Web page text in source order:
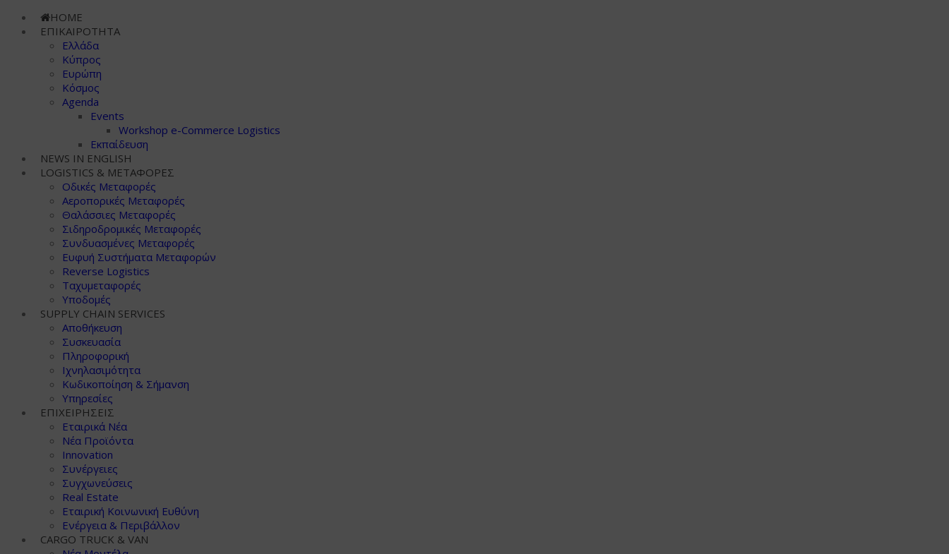
HOME
ΕΠΙΚΑΙΡΟΤΗΤΑ
Ελλάδα
Κύπρος
Ευρώπη
Κόσμος
Agenda
Events
Workshop e-Commerce Logistics
Εκπαίδευση
NEWS IN ENGLISH
LOGISTICS & ΜΕΤΑΦΟΡΕΣ
Οδικές Μεταφορές
Αεροπορικές Μεταφορές
Θαλάσσιες Μεταφορές
Σιδηροδρομικές Μεταφορές
Συνδυασμένες Μεταφορές
Ευφυή Συστήματα Μεταφορών
Reverse Logistics
Ταχυμεταφορές
Υποδομές
SUPPLY CHAIN SERVICES
Αποθήκευση
Συσκευασία
Πληροφορική
Ιχνηλασιμότητα
Κωδικοποίηση & Σήμανση
Υπηρεσίες
ΕΠΙΧΕΙΡΗΣΕΙΣ
Εταιρικά Νέα
Νέα Προϊόντα
Innovation
Συνέργειες
Συγχωνεύσεις
Real Estate
Εταιρική Κοινωνική Ευθύνη
Ενέργεια & Περιβάλλον
CARGO TRUCK & VAN